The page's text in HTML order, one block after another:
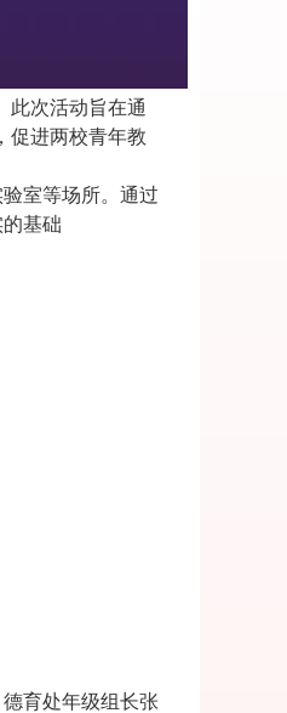
此次活动旨在通
促进两校青年教
室等场所。通过
基础
育处年级组长张